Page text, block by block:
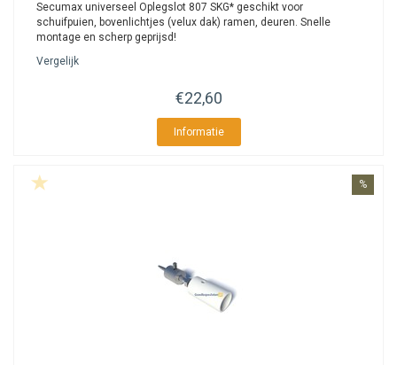
Secumax universeel Oplegslot 807 SKG* geschikt voor
schuifpuien, bovenlichtjes (velux dak) ramen, deuren. Snelle
montage en scherp geprijsd!
Vergelijk
€22,60
Informatie
%